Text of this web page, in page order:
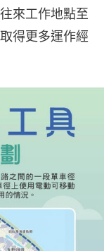
來工作地點至
得更多運作經